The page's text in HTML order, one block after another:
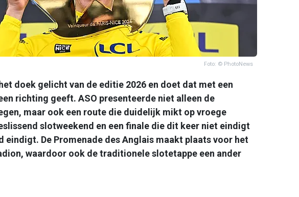
Foto: © PhotoNews
doek gelicht van de editie 2026 en doet dat met een
richting geeft. ASO presenteerde niet alleen de
maar ook een route die duidelijk mikt op vroege
slotweekend en een finale die dit keer niet eindigt
eindigt. De Promenade des Anglais maakt plaats voor het
waardoor ook de traditionele slotetappe een ander